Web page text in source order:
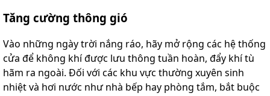
Tăng cường thông gió
Vào những ngày trời nắng ráo, hãy mở rộng các hệ thống
cửa để không khí được lưu thông tuần hoàn, đẩy khí tù
hãm ra ngoài. Đối với các khu vực thường xuyên sinh
nhiệt và hơi nước như nhà bếp hay phòng tắm, bắt buộc